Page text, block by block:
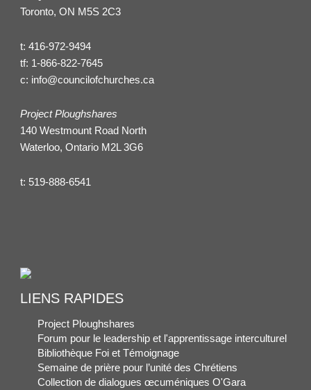
Toronto, ON M5S 2C3
t:416-972-9494
tf: 1-866-822-7645
c: info@councilofchurches.ca
Project Ploughshares
140 Westmount Road North
Waterloo, Ontario M2L 3G6
t: 519-888-6541
LIENS RAPIDES
Project Ploughshares
Forum pour le leadership et l'apprentissage interculturel
Bibliothèque Foi et Témoignage
Semaine de prière pour l’unité des Chrétiens
Collection de dialogues œcuméniques O'Gara